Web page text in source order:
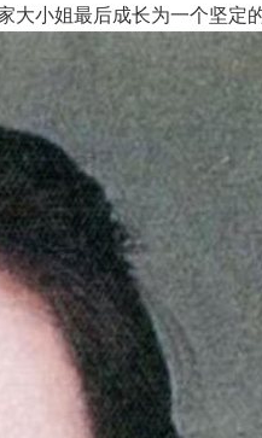
小姐最后成长为一个坚定